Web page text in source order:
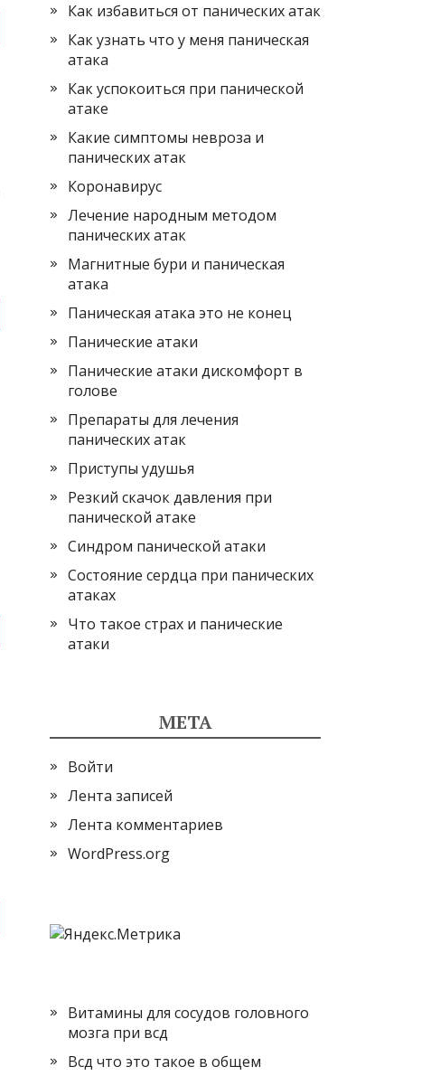
Как избавиться от панических атак
Как узнать что у меня паническая
атака
Как успокоиться при панической
атаке
Какие симптомы невроза и
панических атак
Коронавирус
Лечение народным методом
панических атак
Магнитные бури и паническая
атака
Паническая атака это не конец
Панические атаки
Панические атаки дискомфорт в
голове
Препараты для лечения
панических атак
Приступы удушья
Резкий скачок давления при
панической атаке
Синдром панической атаки
Состояние сердца при панических
атаках
Что такое страх и панические
атаки
МЕТА
Войти
Лента записей
Лента комментариев
WordPress.org
Витамины для сосудов головного
мозга при всд
Всд что это такое в общем